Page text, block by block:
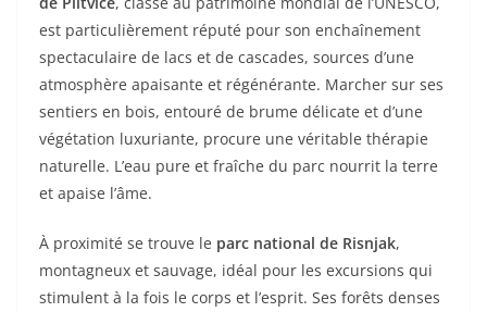
est particulièrement réputé pour son enchaînement
spectaculaire de lacs et de cascades, sources d’une
atmosphère apaisante et régénérante. Marcher sur ses
sentiers en bois, entouré de brume délicate et d’une
végétation luxuriante, procure une véritable thérapie
naturelle. L’eau pure et fraîche du parc nourrit la terre
et apaise l’âme.
À proximité se trouve le parc national de Risnjak,
montagneux et sauvage, idéal pour les excursions qui
stimulent à la fois le corps et l’esprit. Ses forêts denses